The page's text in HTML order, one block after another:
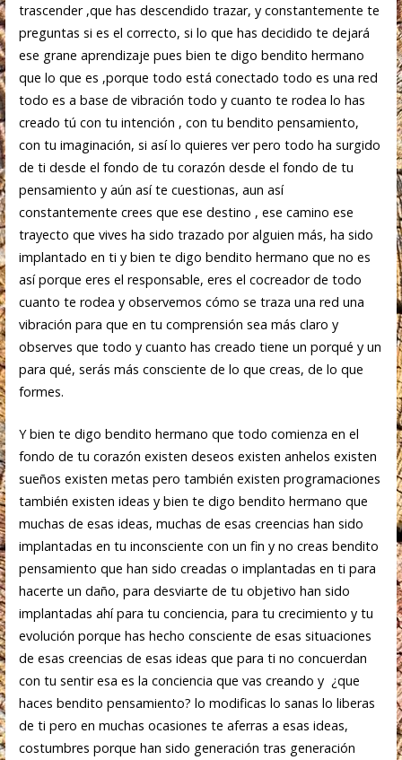
trascender ,que has descendido trazar, y constantemente te
preguntas si es el correcto, si lo que has decidido te dejará
ese grane aprendizaje pues bien te digo bendito hermano
que lo que es ,porque todo está conectado todo es una red
todo es a base de vibración todo y cuanto te rodea lo has
creado tú con tu intención , con tu bendito pensamiento,
con tu imaginación, si así lo quieres ver pero todo ha surgido
de ti desde el fondo de tu corazón desde el fondo de tu
pensamiento y aún así te cuestionas, aun así
constantemente crees que ese destino , ese camino ese
trayecto que vives ha sido trazado por alguien más, ha sido
implantado en ti y bien te digo bendito hermano que no es
así porque eres el responsable, eres el cocreador de todo
cuanto te rodea y observemos cómo se traza una red una
vibración para que en tu comprensión sea más claro y
observes que todo y cuanto has creado tiene un porqué y un
para qué, serás más consciente de lo que creas, de lo que
formes.
Y bien te digo bendito hermano que todo comienza en el
fondo de tu corazón existen deseos existen anhelos existen
sueños existen metas pero también existen programaciones
también existen ideas y bien te digo bendito hermano que
muchas de esas ideas, muchas de esas creencias han sido
implantadas en tu inconsciente con un fin y no creas bendito
pensamiento que han sido creadas o implantadas en ti para
hacerte un daño, para desviarte de tu objetivo han sido
implantadas ahí para tu conciencia, para tu crecimiento y tu
evolución porque has hecho consciente de esas situaciones
de esas creencias de esas ideas que para ti no concuerdan
con tu sentir esa es la conciencia que vas creando y ¿que
haces bendito pensamiento? lo modificas lo sanas lo liberas
de ti pero en muchas ocasiones te aferras a esas ideas,
costumbres porque han sido generación tras generación